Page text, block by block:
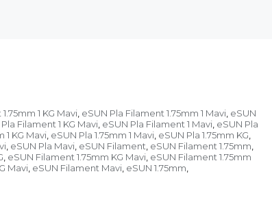
1 KG Mavi, eSUN Pla Filament 1.75mm 1 Mavi, eSUN
Filament 1 KG Mavi, eSUN Pla Filament 1 Mavi, eSUN Pla
1 KG Mavi, eSUN Pla 1.75mm 1 Mavi, eSUN Pla 1.75mm KG,
, eSUN Pla Mavi, eSUN Filament, eSUN Filament 1.75mm,
, eSUN Filament 1.75mm KG Mavi, eSUN Filament 1.75mm
Mavi, eSUN Filament Mavi, eSUN 1.75mm,